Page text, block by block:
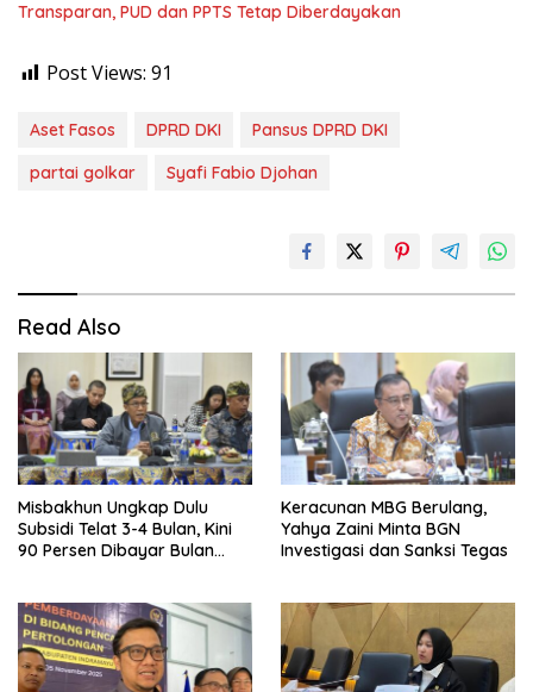
Transparan, PUD dan PPTS Tetap Diberdayakan
Post Views: 91
Aset Fasos DPRD DKI
Pansus DPRD DKI
partai golkar
Syafi Fabio Djohan
Read Also
Misbakhun Ungkap Dulu
Subsidi Telat 3-4 Bulan, Kini
90 Persen Dibayar Bulan
Keracunan MBG Berulang,
Yahya Zaini Minta BGN
Investigasi dan Sanksi Tegas